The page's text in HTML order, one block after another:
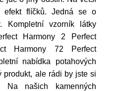
efekt flíčků. Jedná se o
Kompletní vzorník látky
Harmony 2 Perfect
Harmony 72 Perfect
nabídka potahových
produkt, ale rádi by jste si
Na našich kamenných